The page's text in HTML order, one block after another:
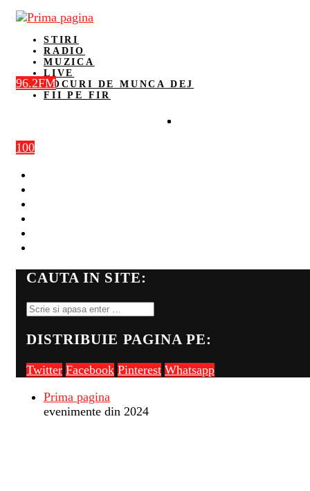
STIRI
RADIO
MUZICA
LIVE
LOCURI DE MUNCA DEJ
FII PE FIR
100
96.2FM
CAUTA IN SITE:
DISTRIBUIE PAGINA PE:
Twitter Facebook Pinterest Whatsapp
Prima pagina
evenimente din 2024